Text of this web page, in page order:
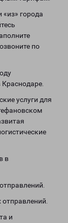
«из» города
по
услуги для
в
и